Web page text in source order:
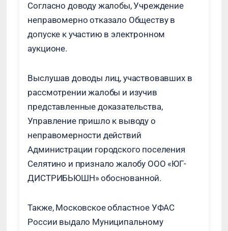
Согласно доводу жалобы, Учреждение
неправомерно отказало Обществу в
допуске к участию в электронном
аукционе.
Выслушав доводы лиц, участвовавших в
рассмотрении жалобы и изучив
представленные доказательства,
Управление пришло к выводу о
неправомерности действий
Администрации городского поселения
Селятино и признало жалобу ООО «ЮГ-
ДИСТРИБЬЮШН» обоснованной.
Также, Московское областное УФАС
России выдало Муниципальному